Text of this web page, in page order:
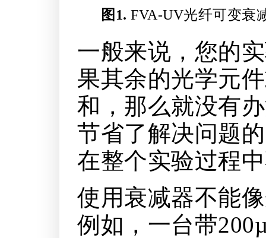
图1. FVA-UV光纤可变衰
一般来说，您的
果其余的光学元
和，那么就没有
节省了解决问题
在整个实验过程
使用衰减器不能
例如，一台带